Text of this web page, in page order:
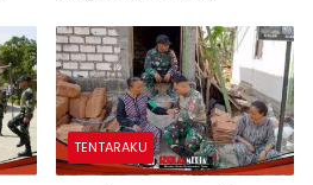
Pemimpin Masa Depan
TENTARAKU